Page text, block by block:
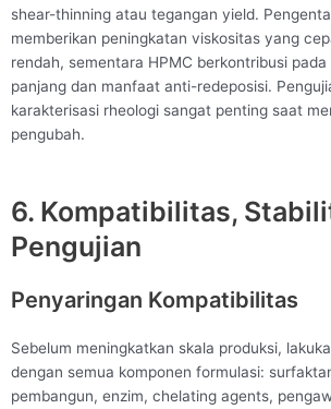
shear-thinning atau tegangan yield.
memberikan peningkatan viskositas yang
rendah, sementara HPMC berkontribusi
panjang dan manfaat anti-redeposisi.
karakterisasi rheologi sangat penting saat
pengubah.
6. Kompatibilitas,
Pengujian
Penyaringan Kompatibilitas
Sebelum meningkatkan skala produksi,
dengan semua komponen formulasi:
pembangun, enzim, chelating agents,